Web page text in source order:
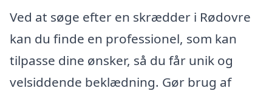
Ved at søge efter en skrædder i Rødovre
kan du finde en professionel, som kan
tilpasse dine ønsker, så du får unik og
velsiddende beklædning. Gør brug af